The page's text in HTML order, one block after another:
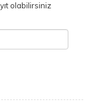
olabilirsiniz